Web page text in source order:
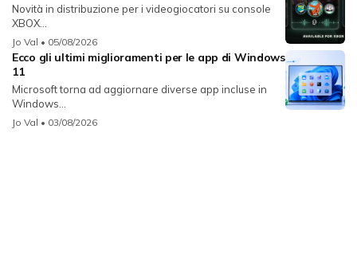
Novità in distribuzione per i videogiocatori su console
XBOX...
Jo Val • 05/08/2026
Ecco gli ultimi miglioramenti per le app di Windows
11
Microsoft torna ad aggiornare diverse app incluse in
Windows...
Jo Val • 03/08/2026